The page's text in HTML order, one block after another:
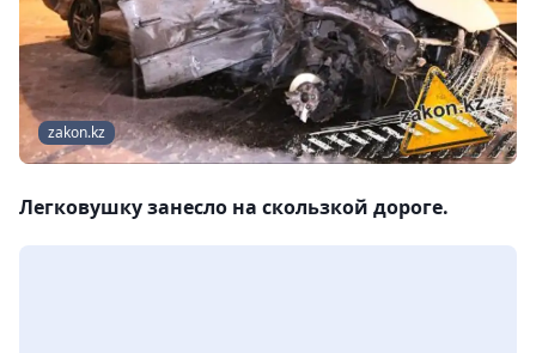
zakon.kz
Легковушку занесло на скользкой дороге.